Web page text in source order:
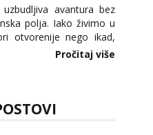
avantura bez
polja. Iako živimo u
otvorenije nego ikad,
burne rasprave. Što
Pročitaj više